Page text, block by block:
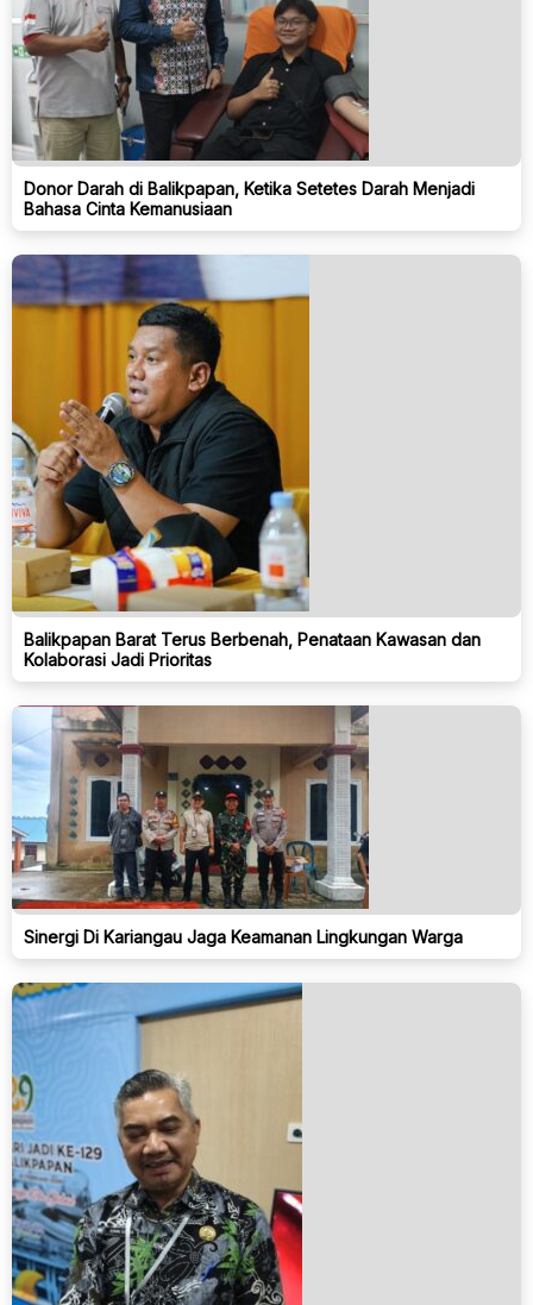
Donor Darah di Balikpapan, Ketika Setetes Darah Menjadi
Bahasa Cinta Kemanusiaan
Balikpapan Barat Terus Berbenah, Penataan Kawasan dan
Kolaborasi Jadi Prioritas
Sinergi Di Kariangau Jaga Keamanan Lingkungan Warga